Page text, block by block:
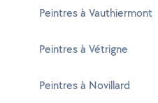
Peintres à Vauthiermont
Peintres à Vétrigne
Peintres à Novillard